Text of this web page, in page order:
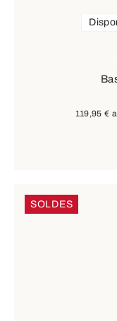
119,95 €
SOLDES